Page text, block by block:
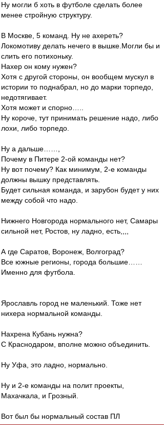
Ну могли б хоть в футболе сделать более
менее стройную структуру.
В Москве, 5 команд. Ну не ахереть?
Локомотиву делать нечего в вышке.Могли бы и
слить его потихоньку.
Нахер он кому нужен?
Хотя с другой стороны, он вообщем мускул в
истории то поднабрал, но до марки торпедо,
недотягивает.
Хотя может и спорно…..
Ну короче, тут принимать решение надо, либо
лохи, либо торпедо.
Ну а дальше……,
Почему в Питере 2-ой команды нет?
Ну вот почему? Как минимум, 2-е команды
должны вышку представлять.
Будет сильная команда, и зарубон будет у них
между собой что надо.
Нижнего Новгорода нормального нет, Самары
сильной нет, Ростов, ну ладно, есть,,,,
А где Саратов, Воронеж, Волгоград?
Все южные регионы, города большие……
Именно для футбола.
Ярославль город не маленький. Тоже нет
нихера нормальной команды.
Нахрена Кубань нужна?
С Краснодаром, вполне можно объединить.
Ну Уфа, это ладно, нормально.
Ну и 2-е команды на полит проекты,
Махачкала, и Грозный.
Вот был бы нормальный состав ПЛ